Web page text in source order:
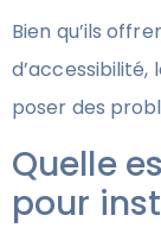
Bien qu’ils
poser des
Quelle
pour